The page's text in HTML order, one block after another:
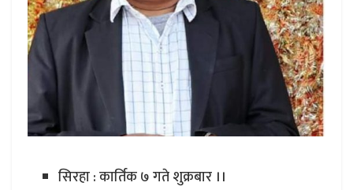
सिरहा : कार्तिक ७ गते शुक्रबार ।।